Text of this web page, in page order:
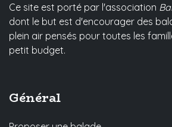
Ce site est porté par l'association
dont le but est d'encourager des
plein air pensés pour toutes les
petit budget.
Général